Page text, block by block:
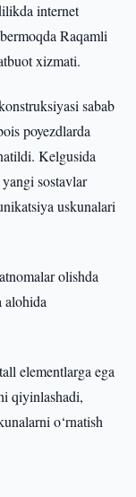
internet
Raqamli
xizmati.
sabab
poyezdlarda
Kelgusida
sostavlar
uskunalari
olishda
alohida
elementlarga ega
qiyinlashadi,
o‘rnatish